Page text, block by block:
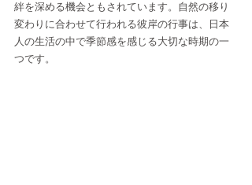
絆を深める機会ともされています。自然の移り
変わりに合わせて行われる彼岸の行事は、日本
人の生活の中で季節感を感じる大切な時期の一
つです。